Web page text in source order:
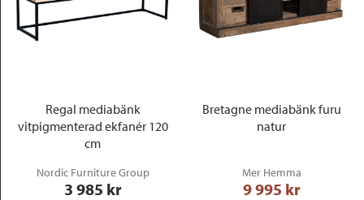
Regal mediabänk
vitpigmenterad ekfanér 120
cm
Nordic Furniture Group
3 985 kr
Bretagne mediabänk furu
natur
Mer Hemma
9 995 kr